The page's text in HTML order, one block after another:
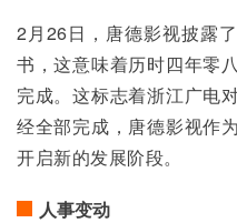
2月26日，唐德影视披露
书，这意味着历时四年零
完成。这标志着浙江广电
经全部完成，唐德影视作
开启新的发展阶段。
人事变动